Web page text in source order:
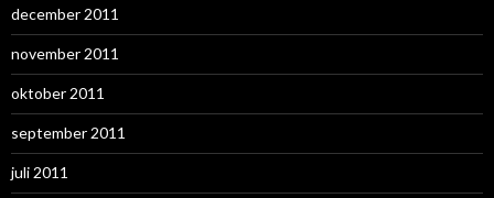
december 2011
november 2011
oktober 2011
september 2011
juli 2011